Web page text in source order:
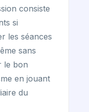
consiste
si
les séances
sans
le bon
en jouant
du